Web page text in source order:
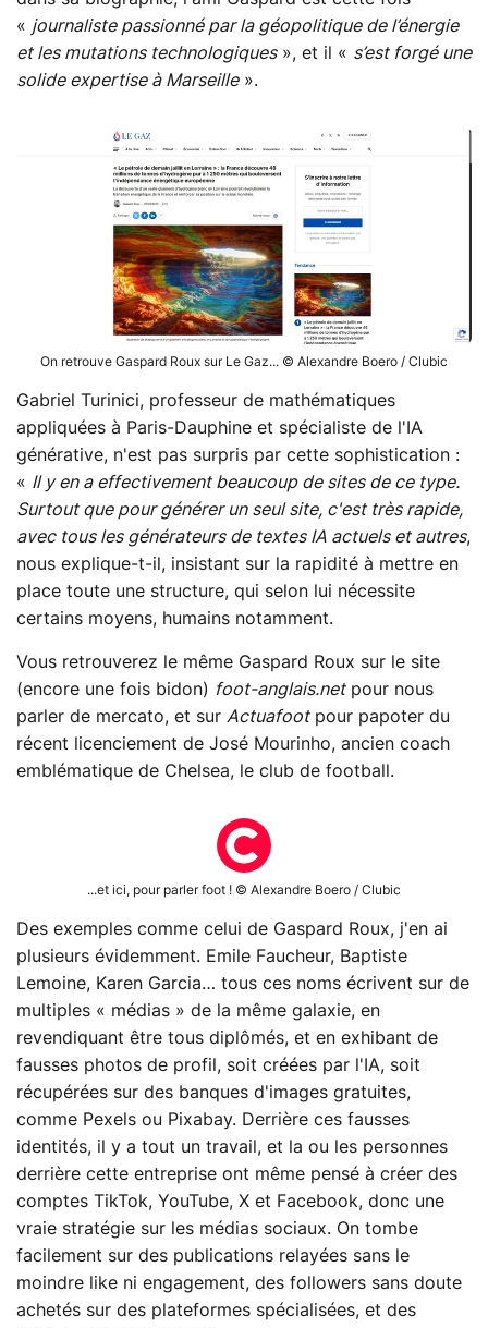
« journaliste passionné par la géopolitique de l’énergie
et les mutations technologiques», et il « s’est forgé une
solide expertise à Marseille».
On retrouve Gaspard Roux sur Le Gaz... © Alexandre Boero / Clubic
Gabriel Turinici, professeur de mathématiques
appliquées à Paris-Dauphine et spécialiste de l'IA
générative, n'est pas surpris par cette sophistication :
« Il y en a effectivement beaucoup de sites de ce type.
Surtout que pour générer un seul site, c'est très rapide,
avec tous les générateurs de textes IA actuels et autres,
nous explique-t-il, insistant sur la rapidité à mettre en
place toute une structure, qui selon lui nécessite
certains moyens, humains notamment.
Vous retrouverez le même Gaspard Roux sur le site
(encore une fois bidon) foot-anglais.netpour nous
parler de mercato, et sur Actuafootpour papoter du
récent licenciement de José Mourinho, ancien coach
emblématique de Chelsea, le club de football.
...et ici, pour parler foot ! © Alexandre Boero / Clubic
Des exemples comme celui de Gaspard Roux, j'en ai
plusieurs évidemment. Emile Faucheur, Baptiste
Lemoine, Karen Garcia… tous ces noms écrivent sur de
multiples « médias » de la même galaxie, en
revendiquant être tous diplômés, et en exhibant de
fausses photos de profil, soit créées par l'IA, soit
récupérées sur des banques d'images gratuites,
comme Pexels ou Pixabay. Derrière ces fausses
identités, il y a tout un travail, et la ou les personnes
derrière cette entreprise ont même pensé à créer des
comptes TikTok, YouTube, X et Facebook, donc une
vraie stratégie sur les médias sociaux. On tombe
facilement sur des publications relayées sans le
moindre like ni engagement, des followers sans doute
achetés sur des plateformes spécialisées, et des